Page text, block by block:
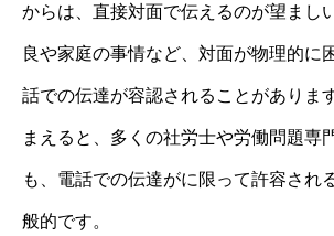
からは、直接対面で伝えるのが望まし
良や家庭の事情など、対面が物理的に
話での伝達が容認されることがありま
まえると、多くの社労士や労働問題専
も、電話での伝達がに限って許容され
般的です。